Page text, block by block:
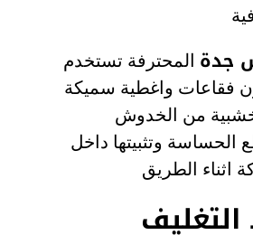
جدة المحترفة تستخدم
فقاعات واغطية سميكة
من الخدوش
الحساسة وتثبيتها داخل
اثناء الطريق